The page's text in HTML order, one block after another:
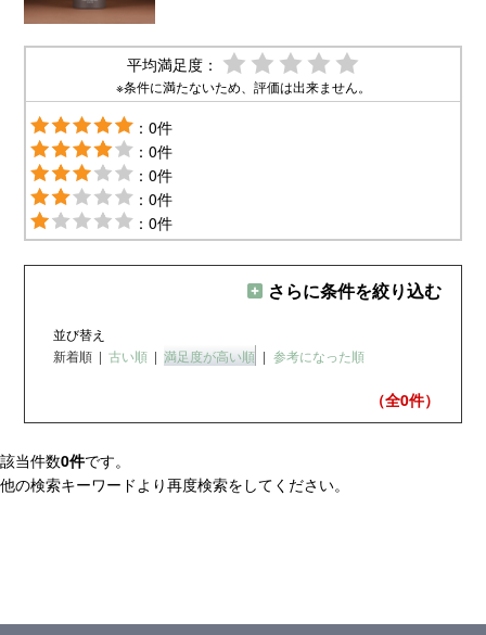
平均満足度：
※条件に満たないため、評価は出来ません。
：0件
：0件
：0件
：0件
：0件
さらに条件を絞り込む
並び替え
新着順 | 古い順 | 満足度が高い順 | 参考になった順
（全0件）
該当件数0件です。
他の検索キーワードより再度検索をしてください。